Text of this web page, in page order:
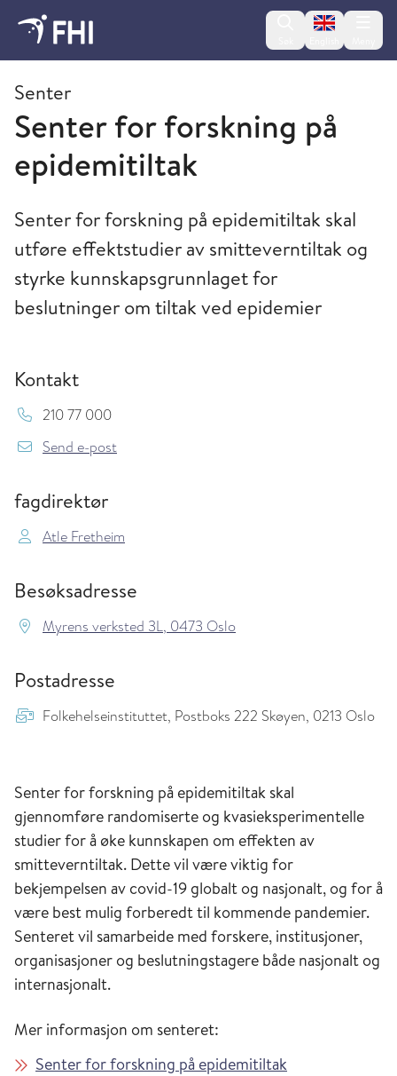
Change
Områder, avdelinger og enheter
Senter
Senter for forskning på
epidemitiltak
Senter for forskning på epidemitiltak skal
utføre effektstudier av smitteverntiltak og
styrke kunnskapsgrunnlaget for
beslutninger om tiltak ved epidemier
Kontakt
Sentralbord::
210 77 000
Send e-post{model.translations.sendEmailTo}
fagdirektør
Atle Fretheim
Besøksadresse
Myrens verksted 3L, 0473 Oslo
Postadresse
Folkehelseinstituttet, Postboks 222 Skøyen, 0213 Oslo
Senter for forskning på epidemitiltak skal
gjennomføre randomiserte og kvasieksperimentelle
studier for å øke kunnskapen om effekten av
smitteverntiltak. Dette vil være viktig for
bekjempelsen av covid-19 globalt og nasjonalt, og for å
være best mulig forberedt til kommende pandemier.
Senteret vil samarbeide med forskere, institusjoner,
organisasjoner og beslutningstagere både nasjonalt og
internasjonalt.
Mer informasjon om senteret:
Senter for forskning på epidemitiltak